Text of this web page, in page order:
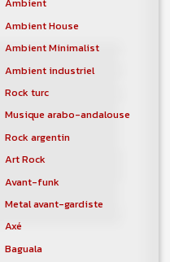
Ambient
Ambient House
Ambient Minimalist
Ambient industriel
Rock turc
Musique arabo-andalouse
Rock argentin
Art Rock
Avant-funk
Metal avant-gardiste
Axé
Baguala